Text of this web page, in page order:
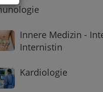
Innere Medizin -
Internistin
Kardiologie